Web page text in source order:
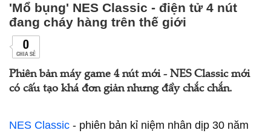
'Mổ bụng' NES Classic - điện tử 4 nút
đang cháy hàng trên thế giới
0
CHIA SẺ
Phiên bản máy game 4 nút mới - NES Classic mới
có cấu tạo khá đơn giản nhưng đầy chắc chắn.
NES Classic - phiên bản kỉ niệm nhân dịp 30 năm